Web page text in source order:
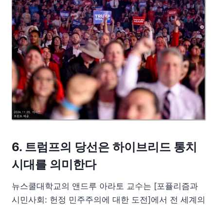
6. 트럼프의 당선은 하이브리드 통치
시대를 의미한다
뉴스쿨대학교의 앤드루 아라토 교수는 [포퓰리즘과
시민사회: 헌정 민주주의에 대한 도전]에서 전 세계의